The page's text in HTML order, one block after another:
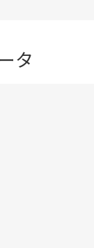
タ